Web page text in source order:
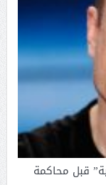
قبل محاكمة